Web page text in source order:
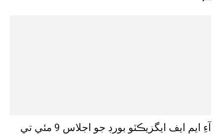
آءِ ايم ايف ايگزيڪٽو بورڊ جو اجلاس 9 مئي تي